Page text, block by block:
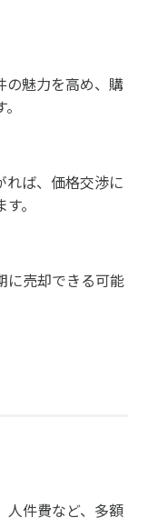
の魅力を高め、購
れば、価格交渉に
。
に売却できる可能
人件費など、多額